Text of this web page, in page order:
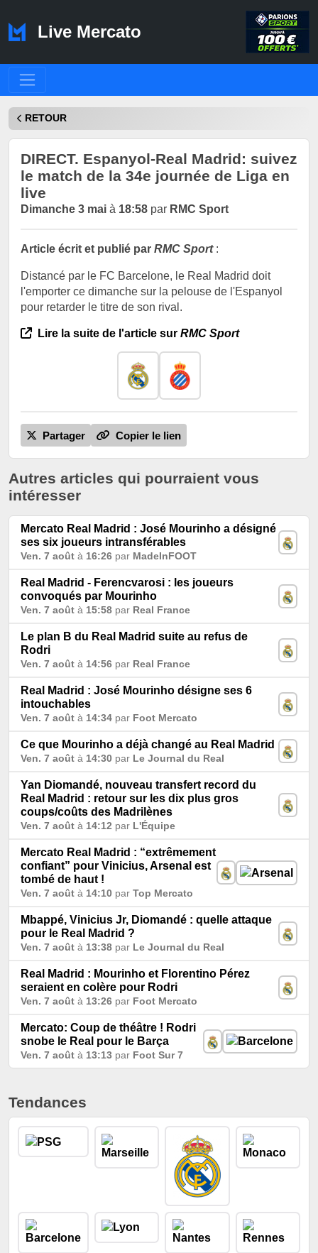
Live Mercato
RETOUR
DIRECT. Espanyol-Real Madrid: suivez
le match de la 34e journée de Liga en
live
Dimanche 3 mai à 18:58 par RMC Sport
Article écrit et publié par RMC Sport:
Distancé par le FC Barcelone, le Real Madrid doit
l'emporter ce dimanche sur la pelouse de l'Espanyol
pour retarder le titre de son rival.
Lire la suite de l'article sur RMC Sport
Partager Copier le lien
Autres articles qui pourraient vous
intéresser
Mercato Real Madrid : José Mourinho a désigné
ses six joueurs intransférables
Ven. 7 août à 16:26 par MadeInFOOT
Real Madrid - Ferencvarosi : les joueurs
convoqués par Mourinho
Ven. 7 août à 15:58 par Real France
Le plan B du Real Madrid suite au refus de
Rodri
Ven. 7 août à 14:56 par Real France
Real Madrid : José Mourinho désigne ses 6
intouchables
Ven. 7 août à 14:34 par Foot Mercato
Ce que Mourinho a déjà changé au Real Madrid
Ven. 7 août à 14:30 par Le Journal du Real
Yan Diomandé, nouveau transfert record du
Real Madrid : retour sur les dix plus gros
coups/coûts des Madrilènes
Ven. 7 août à 14:12 par L'Équipe
Mercato Real Madrid : “extrêmement
confiant” pour Vinicius, Arsenal est
tombé de haut !
Ven. 7 août à 14:10 par Top Mercato
Mbappé, Vinicius Jr, Diomandé : quelle attaque
pour le Real Madrid ?
Ven. 7 août à 13:38 par Le Journal du Real
Real Madrid : Mourinho et Florentino Pérez
seraient en colère pour Rodri
Ven. 7 août à 13:26 par Foot Mercato
Mercato: Coup de théâtre ! Rodri
snobe le Real pour le Barça
Ven. 7 août à 13:13 par Foot Sur 7
Tendances